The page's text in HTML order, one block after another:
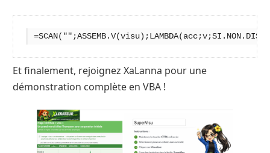
Et finalement, rejoignez XaLanna pour une
démonstration complète en VBA !